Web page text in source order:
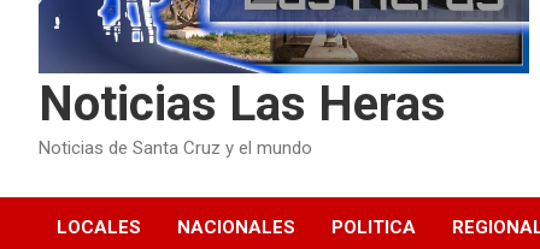
Noticias Las Heras
Noticias de Santa Cruz y el mundo
LOCALES NACIONALES POLITICA